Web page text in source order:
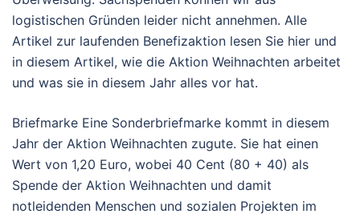
logistischen Gründen leider nicht annehmen. Alle
Artikel zur laufenden Benefizaktion lesen Sie hier und
in diesem Artikel, wie die Aktion Weihnachten arbeitet
und was sie in diesem Jahr alles vor hat.
Briefmarke Eine Sonderbriefmarke kommt in diesem
Jahr der Aktion Weihnachten zugute. Sie hat einen
Wert von 1,20 Euro, wobei 40 Cent (80 + 40) als
Spende der Aktion Weihnachten und damit
notleidenden Menschen und sozialen Projekten im